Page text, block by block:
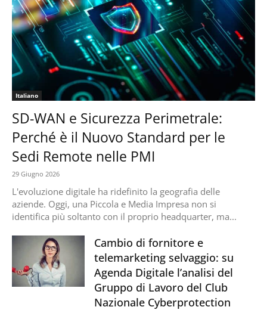
Italiano
SD-WAN e Sicurezza Perimetrale:
Perché è il Nuovo Standard per le
Sedi Remote nelle PMI
29 Giugno 2026
L'evoluzione digitale ha ridefinito la geografia delle
aziende. Oggi, una Piccola e Media Impresa non si
identifica più soltanto con il proprio headquarter, ma...
Cambio di fornitore e
telemarketing selvaggio: su
Agenda Digitale l’analisi del
Gruppo di Lavoro del Club
Nazionale Cyberprotection